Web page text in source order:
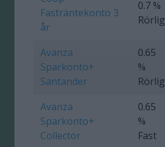
Fasträntekonto 3
år
0.7 %
Rörlig
Avanza
Sparkonto+
Santander
0.65
%
Rörlig
Avanza
Sparkonto+
Collector
0.65
%
Fast